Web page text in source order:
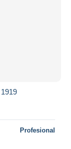
Profesional